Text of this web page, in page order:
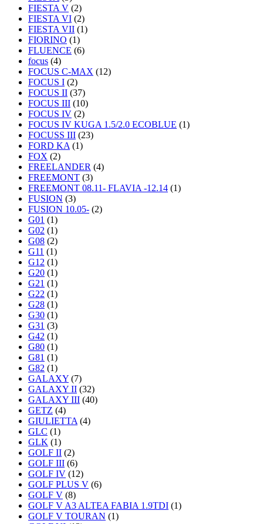
FIESTA V (2)
FIESTA VI (2)
FIESTA VII (1)
FIORINO (1)
FLUENCE (6)
focus (4)
FOCUS C-MAX (12)
FOCUS I (2)
FOCUS II (37)
FOCUS III (10)
FOCUS IV (2)
FOCUS IV KUGA 1.5/2.0 ECOBLUE (1)
FOCUSS III (23)
FORD KA (1)
FOX (2)
FREELANDER (4)
FREEMONT (3)
FREEMONT 08.11- FLAVIA -12.14 (1)
FUSION (3)
FUSION 10.05- (2)
G01 (1)
G02 (1)
G08 (2)
G11 (1)
G12 (1)
G20 (1)
G21 (1)
G22 (1)
G28 (1)
G30 (1)
G31 (3)
G42 (1)
G80 (1)
G81 (1)
G82 (1)
GALAXY (7)
GALAXY II (32)
GALAXY III (40)
GETZ (4)
GIULIETTA (4)
GLC (1)
GLK (1)
GOLF II (2)
GOLF III (6)
GOLF IV (12)
GOLF PLUS V (6)
GOLF V (8)
GOLF V A3 ALTEA FABIA 1.9TDI (1)
GOLF V TOURAN (1)